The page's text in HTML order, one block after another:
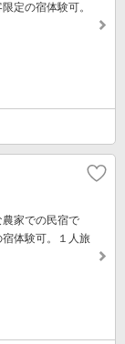
定の宿体験可。
農家での民宿で
体験可。１人旅